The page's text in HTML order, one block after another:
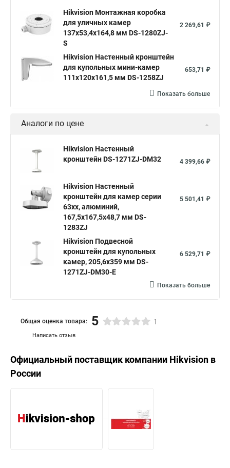
Hikvision Монтажная коробка
для уличных камер
137x53,4x164,8 мм DS-1280ZJ-
S
2 269,61 ₽
Hikvision Настенный кронштейн
для купольных мини-камер
111x120x161,5 мм DS-1258ZJ
653,71 ₽
Показать больше
Аналоги по цене
Hikvision Настенный
кронштейн DS-1271ZJ-DM32
4 399,66 ₽
Hikvision Настенный
кронштейн для камер серии
63хх, алюминий,
167,5х167,5х48,7 мм DS-
1283ZJ
5 501,41 ₽
Hikvision Подвесной
кронштейн для купольных
камер, 205,6х359 мм DS-
1271ZJ-DM30-E
6 529,71 ₽
Показать больше
Написать отзыв
Общая оценка товара: 5 1
Официальный поставщик компании Hikvision в
России